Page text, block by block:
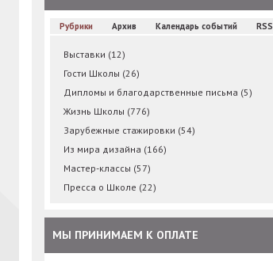
Рубрики Архив Календарь событий RSS
Выставки (12)
Гости Школы (26)
Дипломы и благодарственные письма (5)
Жизнь Школы (776)
Зарубежные стажировки (54)
Из мира дизайна (166)
Мастер-классы (57)
Пресса о Школе (22)
МЫ ПРИНИМАЕМ К ОПЛАТЕ